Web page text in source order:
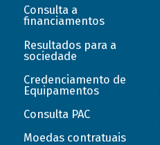
Consulta a
financiamentos
Resultados para a
sociedade
Credenciamento de
Equipamentos
Consulta PAC
Moedas contratuais